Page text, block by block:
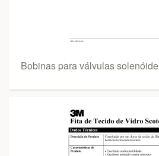
Bobinas para válvulas solenóide